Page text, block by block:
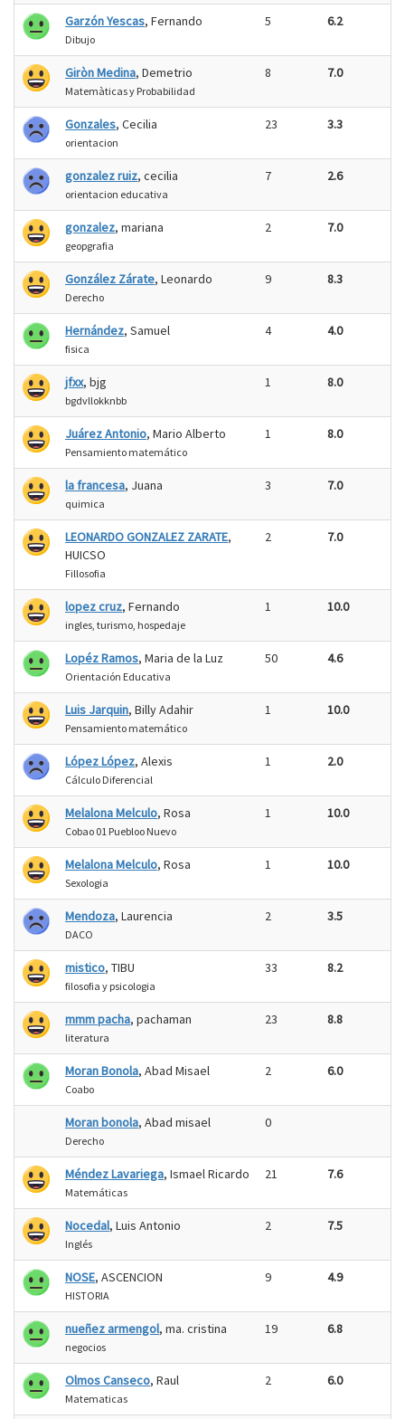
Garzón Yescas, Fernando
Dibujo
5 6.2
Giròn Medina, Demetrio
Matemàticas y Probabilidad
8 7.0
Gonzales, Cecilia
orientacion
23 3.3
gonzalez ruiz, cecilia
orientacion educativa
7 2.6
gonzalez, mariana
geopgrafia
2 7.0
González Zárate, Leonardo
Derecho
9 8.3
Hernández, Samuel
fisica
4 4.0
jfxx, bjg
bgdvllokknbb
1 8.0
Juárez Antonio, Mario Alberto
Pensamiento matemático
1 8.0
la francesa, Juana
quimica
3 7.0
LEONARDO GONZALEZ ZARATE,
HUICSO
Fillosofia
2 7.0
lopez cruz, Fernando
ingles, turismo, hospedaje
1 10.0
Lopéz Ramos, Maria de la Luz
Orientación Educativa
50 4.6
Luis Jarquin, Billy Adahir
Pensamiento matemático
1 10.0
López López, Alexis
Cálculo Diferencial
1 2.0
Melalona Melculo, Rosa
Cobao 01 Puebloo Nuevo
1 10.0
Melalona Melculo, Rosa
Sexologia
1 10.0
Mendoza, Laurencia
DACO
2 3.5
mistico, TIBU
filosofia y psicologia
33 8.2
mmm pacha, pachaman
literatura
23 8.8
Moran Bonola, Abad Misael
Coabo
2 6.0
Moran bonola, Abad misael
Derecho
0
Méndez Lavariega, Ismael Ricardo
Matemáticas
21 7.6
Nocedal, Luis Antonio
Inglés
2 7.5
NOSE, ASCENCION
HISTORIA
9 4.9
nueñez armengol, ma. cristina
negocios
19 6.8
Olmos Canseco, Raul
Matematicas
2 6.0